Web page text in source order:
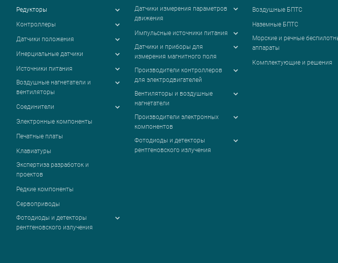
Редукторы
Контроллеры
Датчики положения
Инерциальные датчики
Источники питания
Воздушные нагнетатели и
вентиляторы
Соединители
Электронные компоненты
Печатные платы
Клавиатуры
Экспертиза разработок и
проектов
Редкие компоненты
Сервоприводы
Фотодиоды и детекторы
рентгеновского излучения
Датчики измерения параметров
движения
Импульсные источники питания
Датчики и приборы для
измерения магнитного поля
Производители контроллеров
для электродвигателей
Вентиляторы и воздушные
нагнетатели
Производители электронных
компонентов
Фотодиоды и детекторы
рентгеновского излучения
Воздушные БПТС
Наземные БПТС
Морские и речные
аппараты
Комплектующие и решения